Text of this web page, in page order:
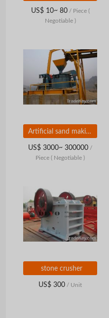
US$ 10~ 80/ Piece (
Negotiable )
Artificial sand making machine
US$ 3000~ 300000 /
Piece ( Negotiable )
stone crusher
US$ 300 / Unit